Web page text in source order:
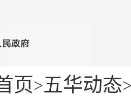
页>五华动态